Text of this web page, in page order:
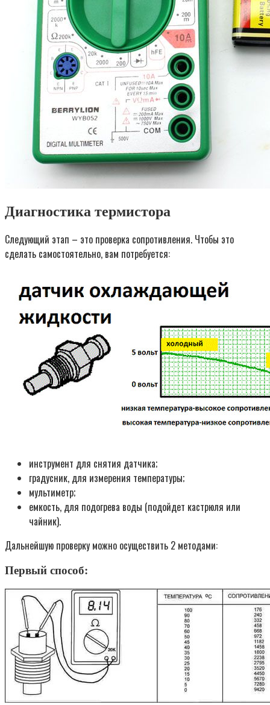
Диагностика термистора
Следующий этап – это проверка сопротивления. Чтобы это
сделать самостоятельно, вам потребуется:
инструмент для снятия датчика;
градусник, для измерения температуры;
мультиметр;
емкость, для подогрева воды (подойдет кастрюля или
чайник).
Дальнейшую проверку можно осуществить 2 методами:
Первый способ: